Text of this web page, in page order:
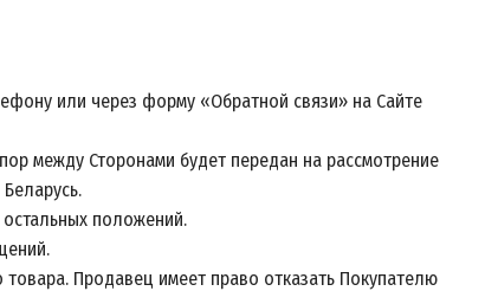
или через форму «Обратной связи» на Сайте
между Сторонами будет передан на рассмотрение
положений.
Продавец имеет право отказать Покупателю